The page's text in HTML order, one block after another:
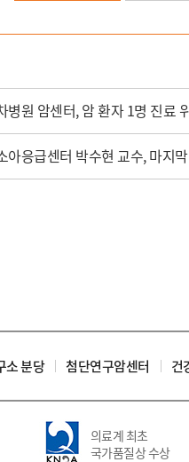
병원 암센터, 암 환자 1명 진
아응급센터 박수현 교수, 마지
소 분당 첨단연구암센터 건
의료계 최초
국가품질상 수상